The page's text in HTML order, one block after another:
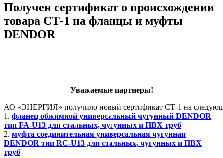
Получен сертификат о происхождении
товара СТ-1 на фланцы и муфты
DENDOR
Уважаемые партнеры!
АО «ЭНЕРГИЯ» получило новый сертификат СТ-1 на
1. фланец обжимной универсальный чугунный DENDOR
тип FA-U13 для стальных, чугунных и ПВХ труб
2. муфта соединительная универсальная чугунная
DENDOR тип RC-U13 для стальных, чугунных и ПВХ
труб